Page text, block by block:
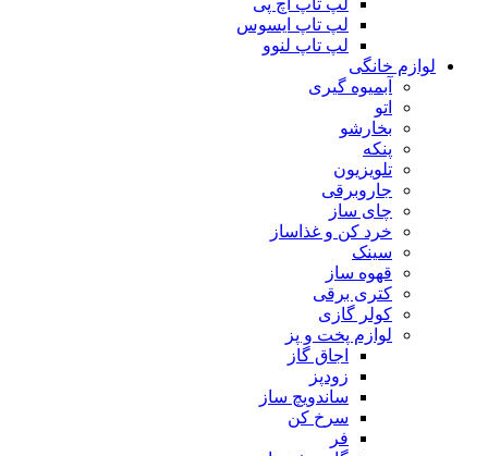
لپ تاپ ایسوس
لپ تاپ لنوو
لوازم خانگی
آبمیوه گیری
اتو
بخارشو
پنکه
تلویزیون
جاروبرقی
چای ساز
خرد کن و غذاساز
سینک
قهوه ساز
کتری برقی
کولر گازی
لوازم پخت و پز
اجاق گاز
زودپز
ساندویچ ساز
سرخ کن
فر